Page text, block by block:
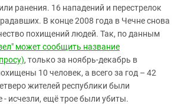
ранения. 16 нападений и перестрелок
В конце 2008 года в Чечне снова
похищений людей. Так, по данным
может сообщить название
, только за ноябрь-декабрь в
10 человек, а всего за год – 42
жителей республики были
исчезли, ещё трое были убиты.